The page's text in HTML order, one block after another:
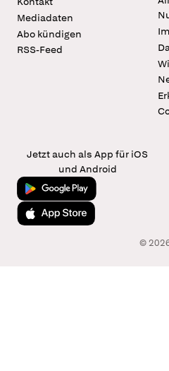
Mediadaten
Abo kündigen
RSS-Feed
Jetzt auch als App für iOS
und Android
Jetzt bei Google Play
Laden im App Store
©